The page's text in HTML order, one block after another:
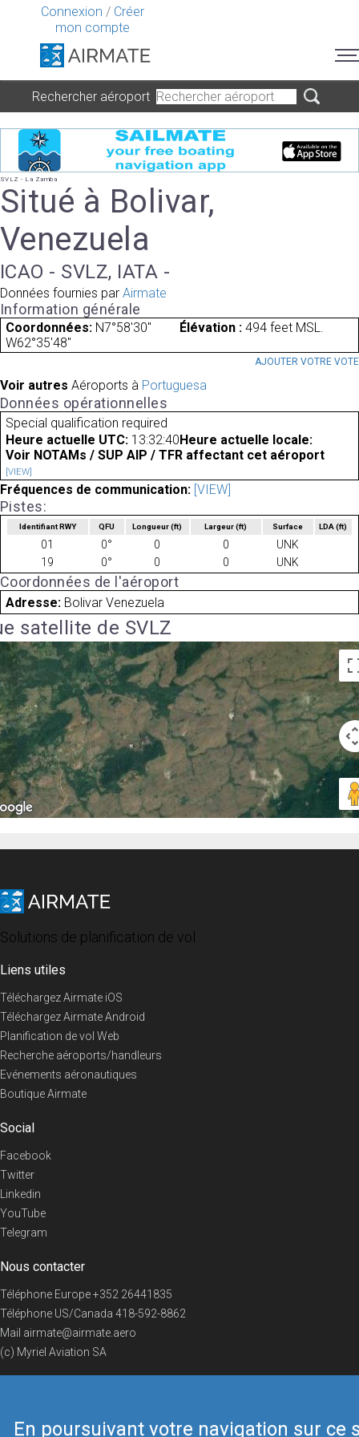
Connexion / Créer
mon compte
En poursuivant votre navigation sur ce
Rechercher aéroport
SVLZ - La Zamba
Situé à Bolivar,
Venezuela
ICAO - SVLZ, IATA -
Données fournies par Airmate
Information générale
Coordonnées: N7°58'30"
W62°35'48"
Élévation : 494 feet MSL.
AJOUTER VOTRE VOTE
Voir autres Aéroports à Portuguesa
Données opérationnelles
Special qualification required
Heure actuelle UTC: 13:32:40 Heure actuelle locale:
Voir NOTAMs / SUP AIP / TFR affectant cet aéroport
[VIEW]
Fréquences de communication: [VIEW]
Pistes:
Identifiant RWY QFU Longueur(ft) Largeur(ft) Surface LDA(ft)
01 0° 0 0
UNK
19
0° 0 0 UNK
Coordonnées de l'aéroport
Adresse: Bolivar Venezuela
satellite de SVLZ
Solutions de planification de vol
Liens utiles
Téléchargez Airmate iOS
Téléchargez Airmate Android
Planification de vol Web
Recherche aéroports/handleurs
Evénements aéronautiques
Boutique Airmate
Social
Facebook
Twitter
Linkedin
YouTube
Telegram
Nous contacter
Téléphone Europe+352 26441835
Téléphone US/Canada 418-592-8862
Mail airmate@airmate.aero
(c) Myriel Aviation SA
© 2019 Airmate -Conditions d'utilisation-Vie privée Back to top